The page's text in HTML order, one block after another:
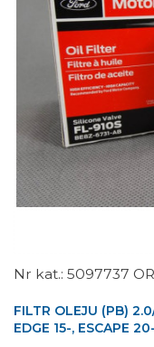
5097737
FILTR OLEJU (PB)
EDGE 15-, ESCAPE